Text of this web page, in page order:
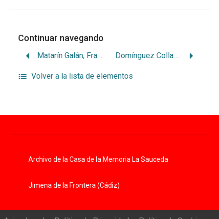
Continuar navegando
Matarín Galán, Francisco Domínguez Collado, Francisco
Volver a la lista de elementos
Archivo de la Casa de la Memoria La Sauceda
Jimena de la Frontera (Cádiz)